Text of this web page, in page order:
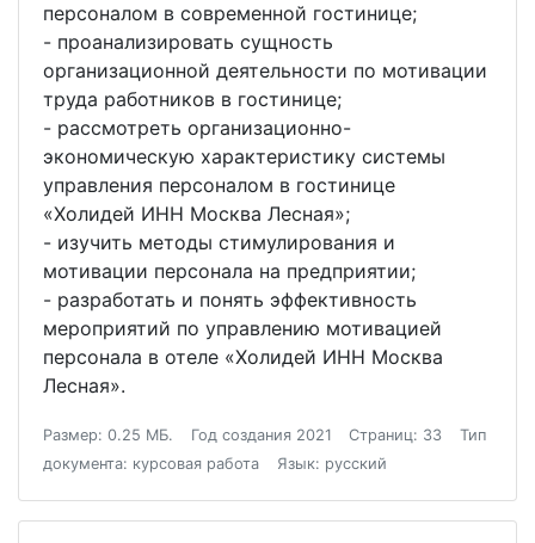
персоналом в современной гостинице;
- проанализировать сущность
организационной деятельности по мотивации
труда работников в гостинице;
- рассмотреть организационно-
экономическую характеристику системы
управления персоналом в гостинице
«Холидей ИНН Москва Лесная»;
- изучить методы стимулирования и
мотивации персонала на предприятии;
- разработать и понять эффективность
мероприятий по управлению мотивацией
персонала в отеле «Холидей ИНН Москва
Лесная».
Размер: 0.25 МБ. Год создания 2021 Страниц: 33
Тип
документа: курсовая работа
Язык: русский